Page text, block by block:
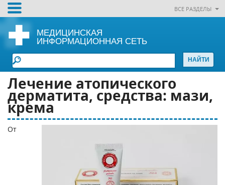
ВСЕ РАЗДЕЛЫ
МЕДИЦИНСКАЯ
ИНФОРМАЦИОННАЯ СЕТЬ
Лечение атопического
дерматита, средства: мази,
крема
От